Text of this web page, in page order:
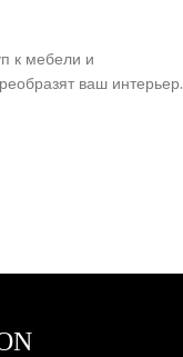
к мебели и
ваш интерьер.